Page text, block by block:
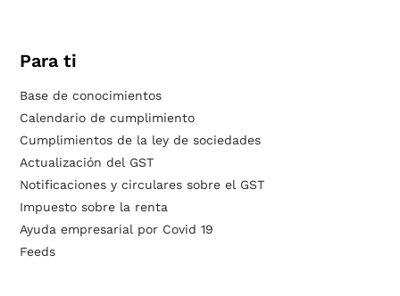
Para ti
Base de conocimientos
Calendario de cumplimiento
Cumplimientos de la ley de sociedades
Actualización del GST
Notificaciones y circulares sobre el GST
Impuesto sobre la renta
Ayuda empresarial por Covid 19
Feeds